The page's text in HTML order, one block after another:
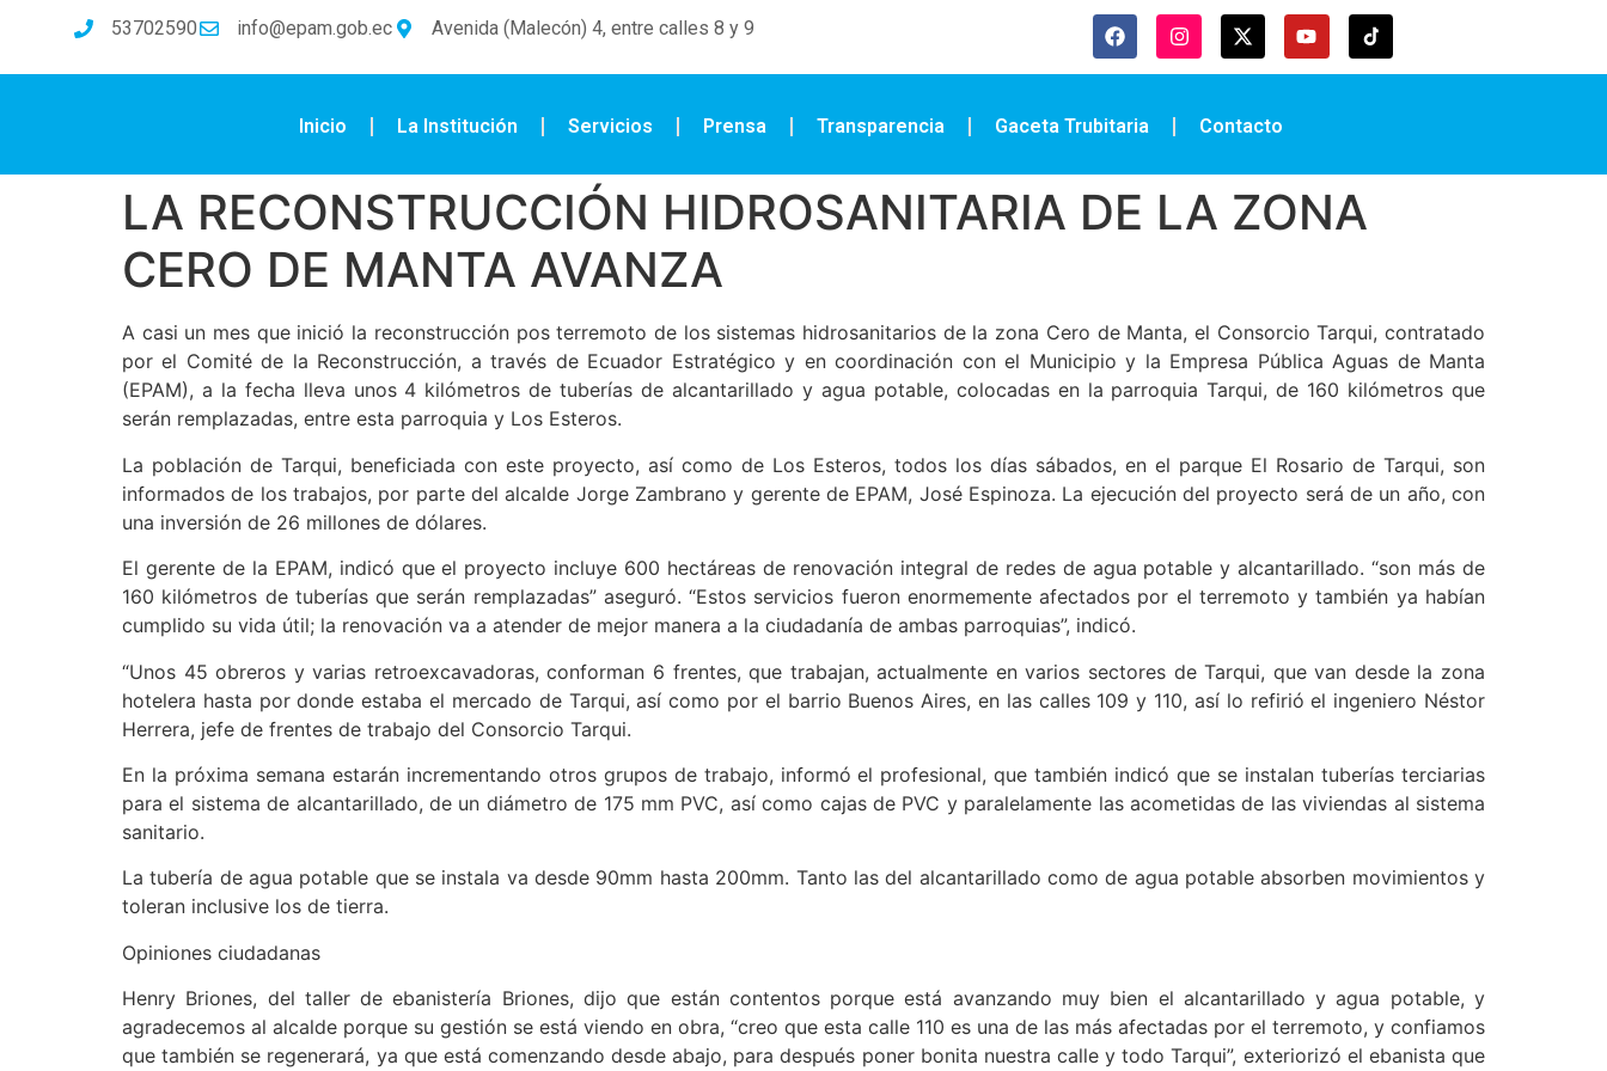
53702590 info@epam.gob.ec Avenida (Malecón) 4, entre calles 8 y 9
Inicio La Institución Servicios Prensa Transparencia Gaceta Trubitaria Contacto
LA RECONSTRUCCIÓN HIDROSANITARIA DE LA ZONA
CERO DE MANTA AVANZA
A casi un mes que inició la reconstrucción pos terremoto de los sistemas hidrosanitarios de la zona Cero de Manta, el Consorcio Tarqui, contratado
por el Comité de la Reconstrucción, a través de Ecuador Estratégico y en coordinación con el Municipio y la Empresa Pública Aguas de Manta
(EPAM), a la fecha lleva unos 4 kilómetros de tuberías de alcantarillado y agua potable, colocadas en la parroquia Tarqui, de 160 kilómetros que
serán remplazadas, entre esta parroquia y Los Esteros.
La población de Tarqui, beneficiada con este proyecto, así como de Los Esteros, todos los días sábados, en el parque El Rosario de Tarqui, son
informados de los trabajos, por parte del alcalde Jorge Zambrano y gerente de EPAM, José Espinoza. La ejecución del proyecto será de un año, con
una inversión de 26 millones de dólares.
El gerente de la EPAM, indicó que el proyecto incluye 600 hectáreas de renovación integral de redes de agua potable y alcantarillado. “son más de
160 kilómetros de tuberías que serán remplazadas” aseguró. “Estos servicios fueron enormemente afectados por el terremoto y también ya habían
cumplido su vida útil; la renovación va a atender de mejor manera a la ciudadanía de ambas parroquias”, indicó.
“Unos 45 obreros y varias retroexcavadoras, conforman 6 frentes, que trabajan, actualmente en varios sectores de Tarqui, que van desde la zona
hotelera hasta por donde estaba el mercado de Tarqui, así como por el barrio Buenos Aires, en las calles 109 y 110, así lo refirió el ingeniero Néstor
Herrera, jefe de frentes de trabajo del Consorcio Tarqui.
En la próxima semana estarán incrementando otros grupos de trabajo, informó el profesional, que también indicó que se instalan tuberías terciarias
para el sistema de alcantarillado, de un diámetro de 175 mm PVC, así como cajas de PVC y paralelamente las acometidas de las viviendas al sistema
sanitario.
La tubería de agua potable que se instala va desde 90mm hasta 200mm. Tanto las del alcantarillado como de agua potable absorben movimientos y
toleran inclusive los de tierra.
Opiniones ciudadanas
Henry Briones, del taller de ebanistería Briones, dijo que están contentos porque está avanzando muy bien el alcantarillado y agua potable, y
agradecemos al alcalde porque su gestión se está viendo en obra, “creo que esta calle 110 es una de las más afectadas por el terremoto, y confiamos
que también se regenerará, ya que está comenzando desde abajo, para después poner bonita nuestra calle y todo Tarqui”, exteriorizó el ebanista que